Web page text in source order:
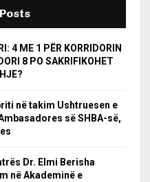
4 ME 1 PËR KORRIDORIN
8 PO SAKRIFIKOHET
në takim Ushtruesen e
së SHBA-së,
Dr. Elmi Berisha
në Akademinë e